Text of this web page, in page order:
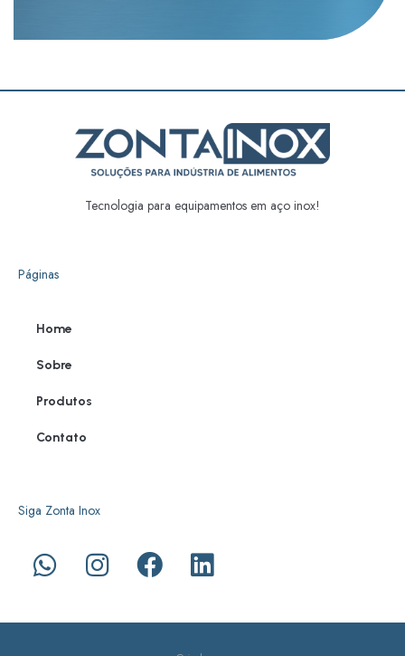
Tecnologia para equipamentos em aço inox!
Páginas
Home
Sobre
Produtos
Contato
Siga Zonta Inox